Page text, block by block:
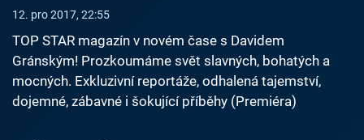
12. pro 2017, 22:55
TOP STAR magazín v novém čase s Davidem
Gránským! Prozkoumáme svět slavných, bohatých a
mocných. Exkluzivní reportáže, odhalená tajemství,
dojemné, zábavné i šokující příběhy (Premiéra)